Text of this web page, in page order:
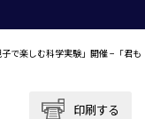
で楽しむ科学実験」開催 −「君も
印刷する